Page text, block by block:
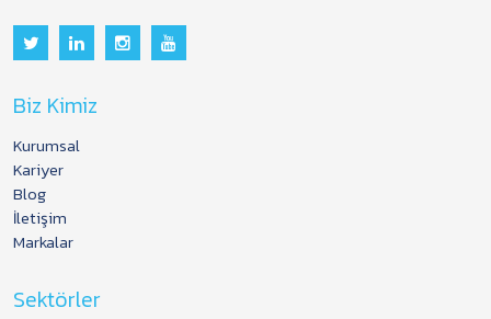
Biz Kimiz
Kurumsal
Kariyer
Blog
İletişim
Markalar
Sektörler